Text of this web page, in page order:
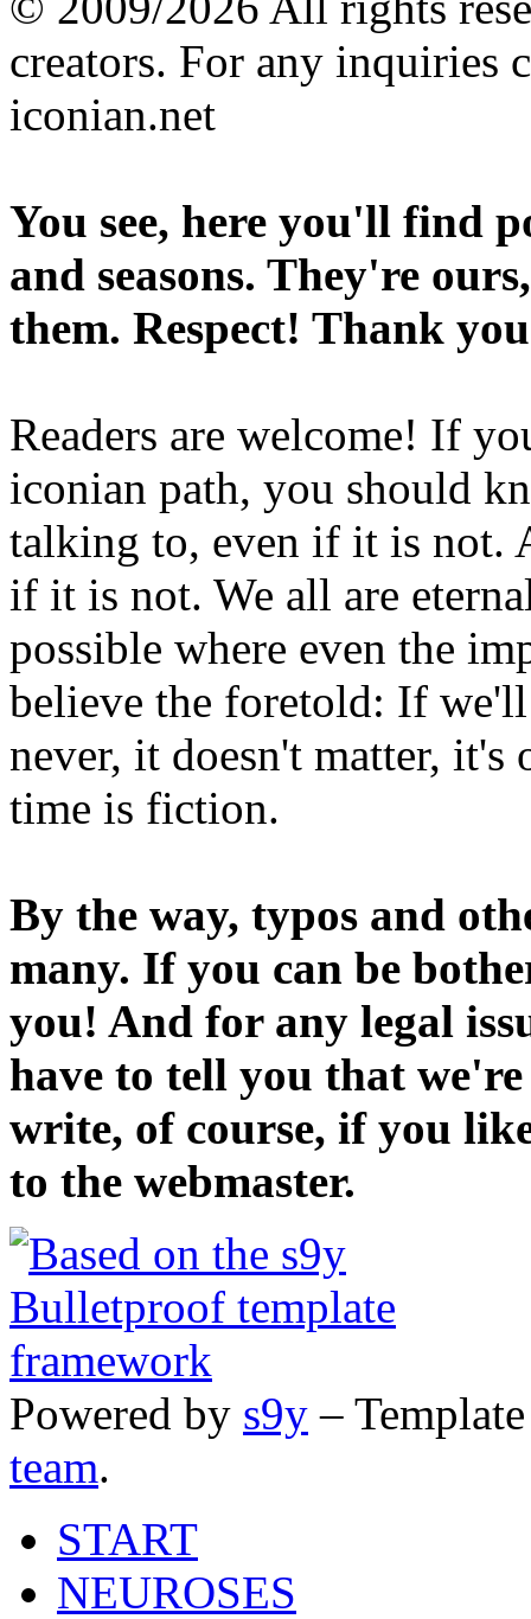
creators. For any inquiries
iconian.net
You see, here you'll find
and seasons. They're
them. Respect! Thank
Readers are welcome! If
iconian path, you should
talking to, even if it is not.
if it is not. We all are
possible where even the
believe the foretold: If
never, it doesn't matter,
time is fiction.
By the way, typos and
many. If you can be
you! And for any legal
have to tell you that
write, of course, if you
to the webmaster.
Powered by s9y –
team.
START
NEUROSES